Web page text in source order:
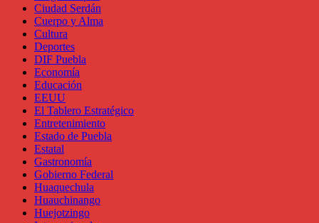
Ciudad Serdán
Cuerpo y Alma
Cultura
Deportes
DIF Puebla
Economía
Educación
EEUU
El Tablero Estratégico
Entretenimiento
Estado de Puebla
Estatal
Gastronomía
Gobierno Federal
Huaquechula
Huauchinango
Huejotzingo